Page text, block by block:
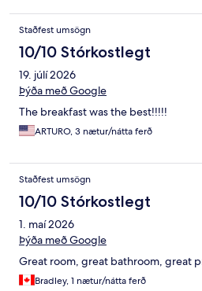
Staðfest umsögn
10/10 Stórkostlegt
19. júlí 2026
Þýða með Google
The breakfast was the best!!!!!
ARTURO, 3 nætur/nátta ferð
Staðfest umsögn
10/10 Stórkostlegt
1. maí 2026
Þýða með Google
Great room, great bathroom, great
Bradley, 1 nætur/nátta ferð